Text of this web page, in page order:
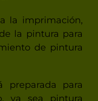
la imprimación,
la pintura para
de pintura
preparada para
ya sea pintura